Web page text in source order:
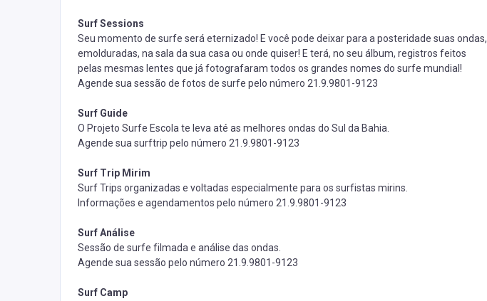
Surf Sessions
Seu momento de surfe será eternizado! E você pode deixar para a posteridade suas ondas,
emolduradas, na sala da sua casa ou onde quiser! E terá, no seu álbum, registros feitos
pelas mesmas lentes que já fotografaram todos os grandes nomes do surfe mundial!
Agende sua sessão de fotos de surfe pelo número 21.9.9801-9123
Surf Guide
O Projeto Surfe Escola te leva até as melhores ondas do Sul da Bahia.
Agende sua surftrip pelo número 21.9.9801-9123
Surf Trip Mirim
Surf Trips organizadas e voltadas especialmente para os surfistas mirins.
Informações e agendamentos pelo número 21.9.9801-9123
Surf Análise
Sessão de surfe filmada e análise das ondas.
Agende sua sessão pelo número 21.9.9801-9123
Surf Camp